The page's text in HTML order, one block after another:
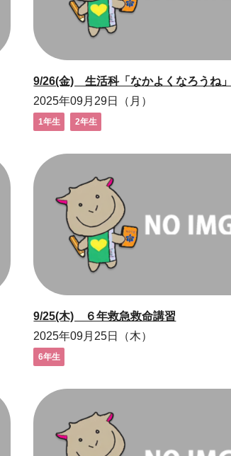
9/26(金) 生活科「なかよくなろうね」
2025年09月29日（月）
1年生 2年生
9/25(木) ６年救急救命講習
2025年09月25日（木）
6年生